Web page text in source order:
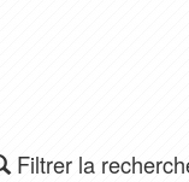
Filtrer la